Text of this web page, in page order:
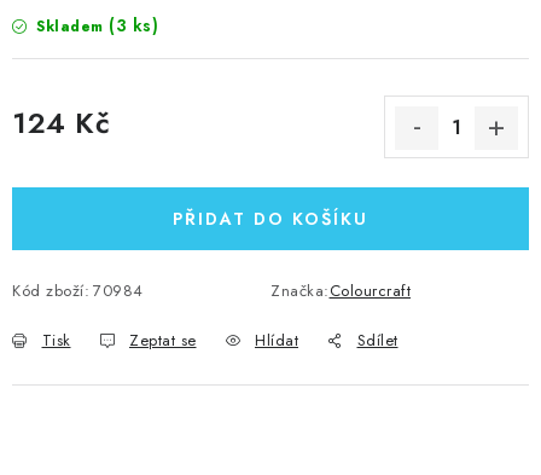
Skladem (3 ks)
124 Kč
PŘIDAT DO KOŠÍKU
Kód zboží: 70984 Značka:Colourcraft
Tisk Zeptat se Hlídat Sdílet